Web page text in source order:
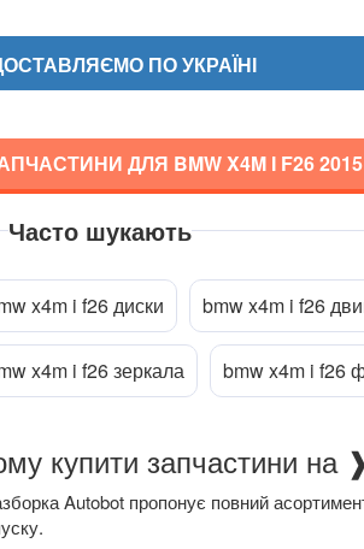
ПО УКРАЇНІ
ДЛЯ BMW X4M I F26
Часто шукають
x4m i f26 диски bmw x4m i f26
x4m i f26 зеркала bmw x4m i f26
Autobot пропонує повний